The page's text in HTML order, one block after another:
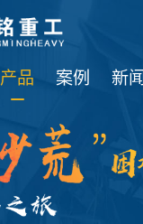
产品 案例 新闻